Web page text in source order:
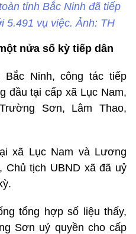
tỉnh Bắc Ninh đã tiếp
5.491 vụ việc. Ảnh: TH
nửa số kỳ tiếp dân
Ninh, công tác tiếp
đầu tại cấp xã Lục Nam,
Sơn, Lâm Thao,
xã Lục Nam và Lương
Chủ tịch UBND xã đã uỷ
tổng hợp số liệu thấy,
Sơn uỷ quyền cho cấp